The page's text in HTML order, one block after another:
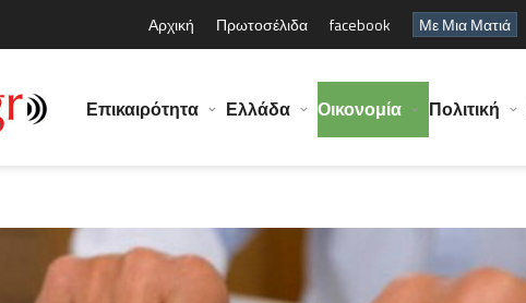
Αρχική Πρωτοσέλιδα facebook Με Μια Ματιά
Επικαιρότητα Ελλάδα Οικονομία Πολιτική